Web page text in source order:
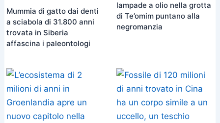
Mummia di gatto dai denti
a sciabola di 31.800 anni
trovata in Siberia
affascina i paleontologi
lampade a olio nella grotta
di Te’omim puntano alla
negromanzia